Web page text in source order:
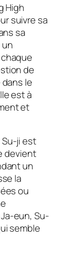
High
suivre sa
sa
de
le
est à
et
ji est
devient
un
la
ou
eun, Su-
semble